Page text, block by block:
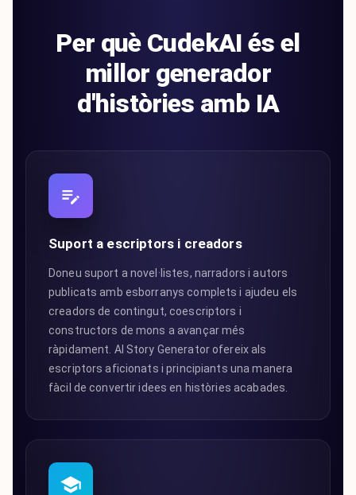
Per què CudekAI és el
millor generador
d'històries amb IA
Suport a escriptors i creadors
Doneu suport a novel·listes, narradors i autors
publicats amb esborranys complets i ajudeu els
creadors de contingut, coescriptors i
constructors de mons a avançar més
ràpidament. AI Story Generator ofereix als
escriptors aficionats i principiants una manera
fàcil de convertir idees en històries acabades.